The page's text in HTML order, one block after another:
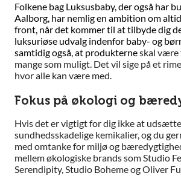
Folkene bag Luksusbaby, der også har
Aalborg, har nemlig en ambition om
front, når det kommer til at tilbyde dig
luksuriøse udvalg indenfor baby- og
samtidig også, at produkterneskal være
mange som muligt. Det vil sige på et
hvor alle kan være med.
Fokus på økologi og
Hvis det er vigtigt for dig ikke at
sundhedsskadelige kemikalier, og du
med omtanke for miljø og
mellem økologiske brands som Studio
Serendipity, Studio Boheme og Oliver